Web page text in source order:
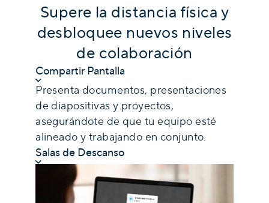
Supere la distancia física y
desbloquee nuevos niveles
de colaboración
Compartir Pantalla
Presenta documentos, presentaciones
de diapositivas y proyectos,
asegurándote de que tu equipo esté
alineado y trabajando en conjunto.
Salas de Descanso